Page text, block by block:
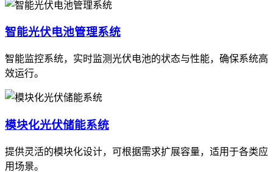
智能光伏电池管理系统
智能监控系统，实时监测光伏电池的状态与性能，确保系统高
效运行。
模块化光伏储能系统
提供灵活的模块化设计，可根据需求扩展容量，适用于各类应
用场景。